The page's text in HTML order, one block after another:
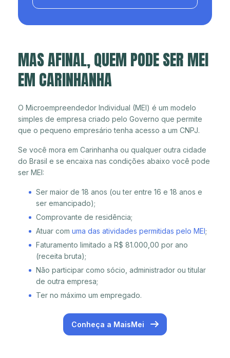
MAS AFINAL, QUEM PODE SER MEI
EM CARINHANHA
O Microempreendedor Individual (MEI) é um modelo
simples de empresa criado pelo Governo que permite
que o pequeno empresário tenha acesso a um CNPJ.
Se você mora em Carinhanha ou qualquer outra cidade
do Brasil e se encaixa nas condições abaixo você pode
ser MEI:
Ser maior de 18 anos (ou ter entre 16 e 18 anos e
ser emancipado);
Comprovante de residência;
Atuar com uma das atividades permitidas pelo MEI;
Faturamento limitado a R$ 81.000,00 por ano
(receita bruta);
Não participar como sócio, administrador ou titular
de outra empresa;
Ter no máximo um empregado.
Conheça a MaisMei